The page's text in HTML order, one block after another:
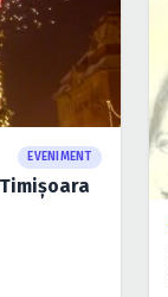
EVENIMENT